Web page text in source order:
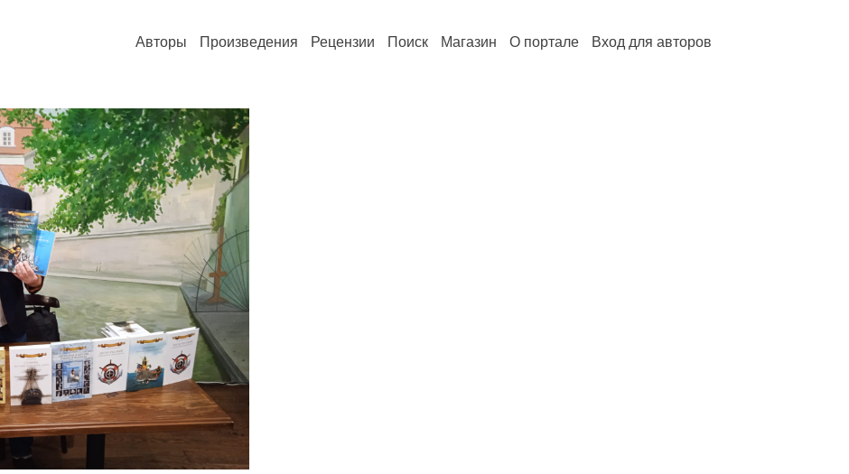
Авторы Произведения Рецензии Поиск Магазин О портале Вход для авторов